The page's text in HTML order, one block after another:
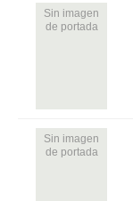
Sin imagen
de portada
Sin imagen
de portada